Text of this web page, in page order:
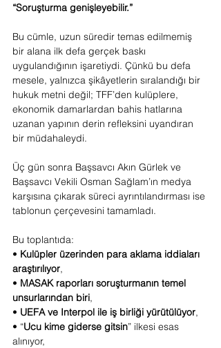
“Soruşturma genişleyebilir.”
Bu cümle, uzun süredir temas edilmemiş
bir alana ilk defa gerçek baskı
uygulandığının işaretiydi. Çünkü bu defa
mesele, yalnızca şikâyetlerin sıralandığı bir
hukuk metni değil; TFF’den kulüplere,
ekonomik damarlardan bahis hatlarına
uzanan yapının derin refleksini uyandıran
bir müdahaleydi.
Üç gün sonra Başsavcı Akın Gürlek ve
Başsavcı Vekili Osman Sağlam’ın medya
karşısına çıkarak süreci ayrıntılandırması ise
tablonun çerçevesini tamamladı.
Bu toplantıda:
• Kulüpler üzerinden para aklama iddiaları
araştırılıyor,
• MASAK raporları soruşturmanın temel
unsurlarından biri,
• UEFA ve Interpol ile iş birliği yürütülüyor,
• “Ucu kime giderse gitsin” ilkesi esas
alınıyor,